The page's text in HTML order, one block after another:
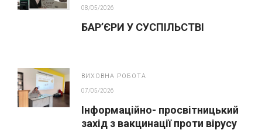
08/05/2026
БАР’ЄРИ У СУСПІЛЬСТВІ
ВИХОВНА РОБОТА
07/05/2026
Інформаційно- просвітницький
захід з вакцинації проти вірусу